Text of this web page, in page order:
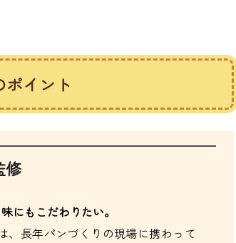
イント
修
にもこだわりたい。
、長年パンづくりの現場に携わって